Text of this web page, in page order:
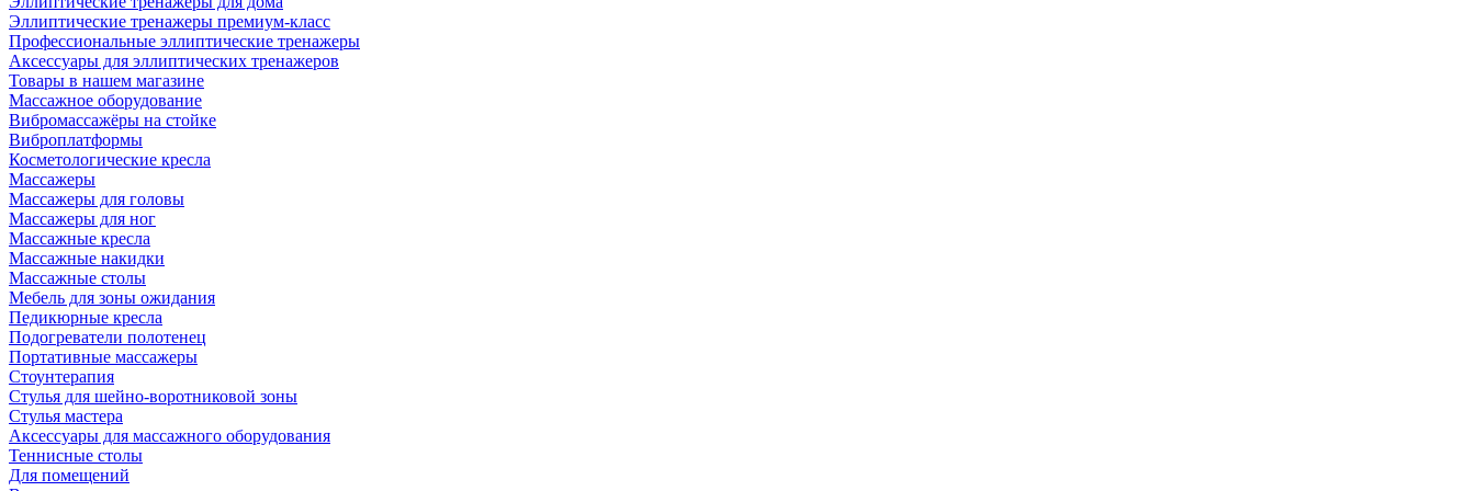
Эллиптические тренажеры премиум-класс
Профессиональные эллиптические тренажеры
Аксессуары для эллиптических тренажеров
Товары в нашем магазине
Массажное оборудование
Вибромассажёры на стойке
Виброплатформы
Косметологические кресла
Массажеры
Массажеры для головы
Массажеры для ног
Массажные кресла
Массажные накидки
Массажные столы
Мебель для зоны ожидания
Педикюрные кресла
Подогреватели полотенец
Портативные массажеры
Стоунтерапия
Стулья для шейно-воротниковой зоны
Стулья мастера
Аксессуары для массажного оборудования
Теннисные столы
Для помещений